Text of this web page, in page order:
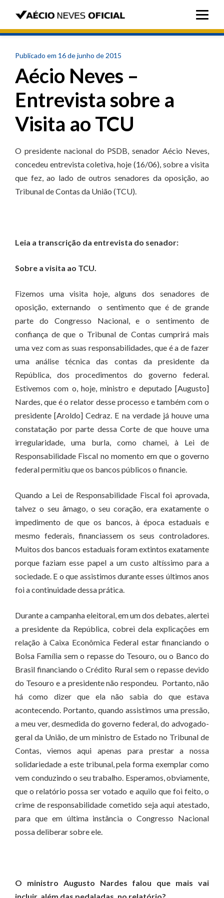
Publicado em 16 de junho de 2015
Aécio Neves –
Entrevista sobre a
Visita ao TCU
O presidente nacional do PSDB, senador Aécio Neves,
concedeu entrevista coletiva, hoje (16/06), sobre a visita
que fez, ao lado de outros senadores da oposição, ao
Tribunal de Contas da União (TCU).
Leia a transcrição da entrevista do senador:
Sobre a visita ao TCU.
Fizemos uma visita hoje, alguns dos senadores de
oposição, externando o sentimento que é de grande
parte do Congresso Nacional, e o sentimento de
confiança de que o Tribunal de Contas cumprirá mais
uma vez com as suas responsabilidades, que é a de fazer
uma análise técnica das contas da presidente da
República, dos procedimentos do governo federal.
Estivemos com o, hoje, ministro e deputado [Augusto]
Nardes, que é o relator desse processo e também com o
presidente [Aroldo] Cedraz. E na verdade já houve uma
constatação por parte dessa Corte de que houve uma
irregularidade, uma burla, como chamei, à Lei de
Responsabilidade Fiscal no momento em que o governo
federal permitiu que os bancos públicos o financie.
Quando a Lei de Responsabilidade Fiscal foi aprovada,
talvez o seu âmago, o seu coração, era exatamente o
impedimento de que os bancos, à época estaduais e
mesmo federais, financiassem os seus controladores.
Muitos dos bancos estaduais foram extintos exatamente
porque faziam esse papel a um custo altíssimo para a
sociedade. E o que assistimos durante esses últimos anos
foi a continuidade dessa prática.
Durante a campanha eleitoral, em um dos debates, alertei
a presidente da República, cobrei dela explicações em
relação à Caixa Econômica Federal estar financiando o
Bolsa Família sem o repasse do Tesouro, ou o Banco do
Brasil financiando o Crédito Rural sem o repasse devido
do Tesouro e a presidente não respondeu. Portanto, não
há como dizer que ela não sabia do que estava
acontecendo. Portanto, quando assistimos uma pressão,
a meu ver, desmedida do governo federal, do advogado-
geral da União, de um ministro de Estado no Tribunal de
Contas, viemos aqui apenas para prestar a nossa
solidariedade a este tribunal, pela forma exemplar como
vem conduzindo o seu trabalho. Esperamos, obviamente,
que o relatório possa ser votado e aquilo que foi feito, o
crime de responsabilidade cometido seja aqui atestado,
para que em última instância o Congresso Nacional
possa deliberar sobre ele.
O ministro Augusto Nardes falou que mais vai